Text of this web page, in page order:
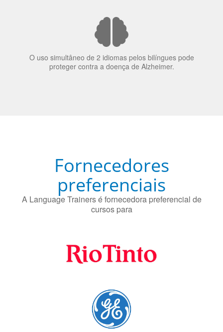
O uso simultâneo de 2 idiomas pelos bilíngues pode
proteger contra a doença de Alzheimer.
Fornecedores
preferenciais
A Language Trainers é fornecedora preferencial de
cursos para